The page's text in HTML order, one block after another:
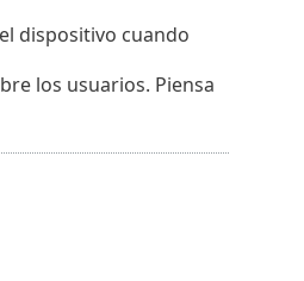
dispositivo cuando
los usuarios. Piensa